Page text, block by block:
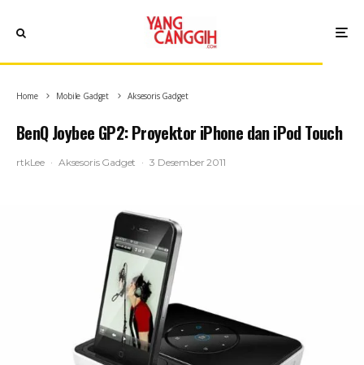
Home Mobile Gadget Aksesoris Gadget
BenQ Joybee GP2: Proyektor iPhone dan iPod Touch
rtkLee · Aksesoris Gadget · 3 Desember 2011